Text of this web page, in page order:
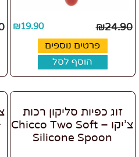
₪24.90
₪19.90
פרטים נוספים
הוסף לסל
זוג כפיות סליקון רכות
צ’יקו – Chicco Two Soft
Silicone Spoon